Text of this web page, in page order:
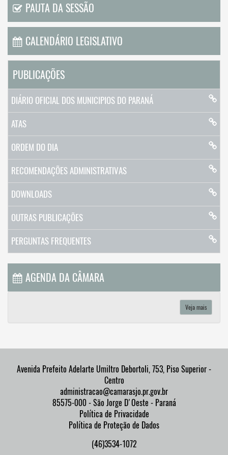
PAUTA DA SESSÃO
CALENDÁRIO LEGISLATIVO
PUBLICAÇÕES
DIÁRIO OFICIAL DOS MUNICIPIOS DO PARANÁ
ATAS
ORDEM DO DIA
RECOMENDAÇÕES ADMINISTRATIVAS
DOWNLOADS
OUTRAS PUBLICAÇÕES
PERGUNTAS FREQUENTES
AGENDA DA CÂMARA
Veja mais
Avenida Prefeito Adelarte Umiltro Debortoli, 753, Piso Superior -
Centro
administracao@camarasjo.pr.gov.br
85575-000 - São Jorge D'Oeste - Paraná
Política de Privacidade
Política de Proteção de Dados
(46)3534-1072